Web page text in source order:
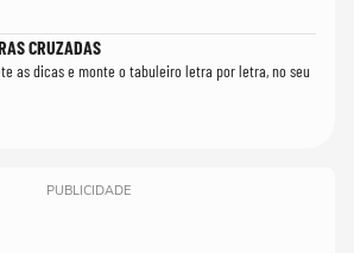
CRUZADAS
as dicas e monte o tabuleiro letra por letra, no seu
PUBLICIDADE